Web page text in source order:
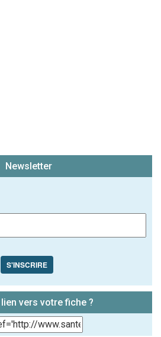
Newsletter
S'INSCRIRE
vers votre fiche ?